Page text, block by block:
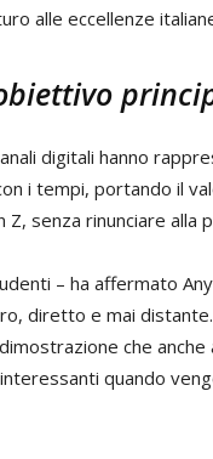
alle eccellenze
digitali hanno
i tempi, portando il
Z, senza rinunciare
– ha affermato
diretto e mai
che
quando